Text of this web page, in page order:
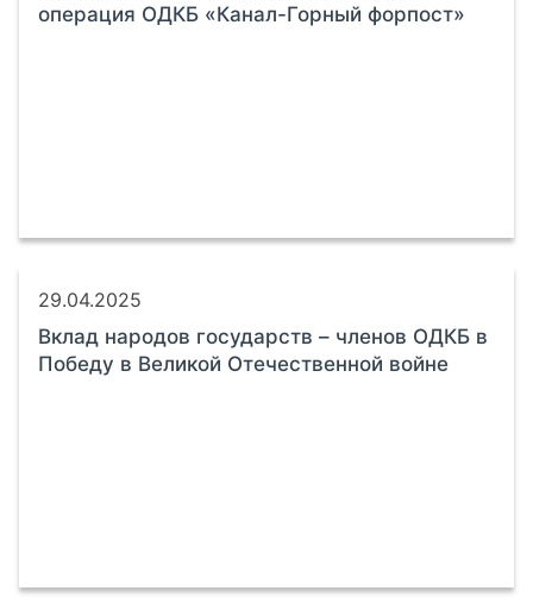
операция ОДКБ «Канал-Горный форпост»
29.04.2025
Вклад народов государств – членов ОДКБ в
Победу в Великой Отечественной войне